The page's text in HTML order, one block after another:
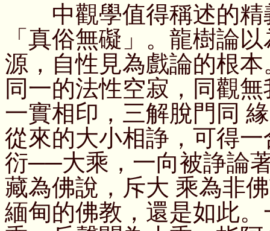
中觀學值得稱述的精
「真俗無礙」。龍樹論
源，自性見為戲論的根
同一的法性空寂，同觀
一實相印，三解脫門同
從來的大小相諍，可得
衍──大乘，一向被諍論
藏為佛說，斥大 乘為非
緬甸的佛教，還是如此